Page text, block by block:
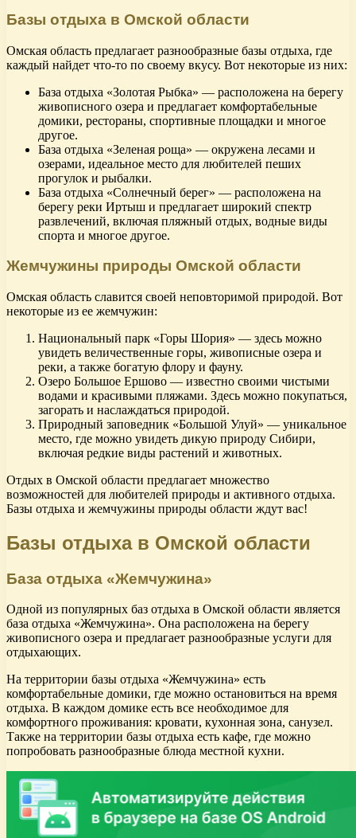
Базы отдыха в Омской области
Омская область предлагает разнообразные базы отдыха, где
каждый найдет что-то по своему вкусу. Вот некоторые из них:
База отдыха «Золотая Рыбка» — расположена на берегу
живописного озера и предлагает комфортабельные
домики, рестораны, спортивные площадки и многое
другое.
База отдыха «Зеленая роща» — окружена лесами и
озерами, идеальное место для любителей пеших
прогулок и рыбалки.
База отдыха «Солнечный берег» — расположена на
берегу реки Иртыш и предлагает широкий спектр
развлечений, включая пляжный отдых, водные виды
спорта и многое другое.
Жемчужины природы Омской области
Омская область славится своей неповторимой природой. Вот
некоторые из ее жемчужин:
Национальный парк «Горы Шория» — здесь можно
увидеть величественные горы, живописные озера и
реки, а также богатую флору и фауну.
Озеро Большое Ершово — известно своими чистыми
водами и красивыми пляжами. Здесь можно покупаться,
загорать и наслаждаться природой.
Природный заповедник «Большой Улуй» — уникальное
место, где можно увидеть дикую природу Сибири,
включая редкие виды растений и животных.
Отдых в Омской области предлагает множество
возможностей для любителей природы и активного отдыха.
Базы отдыха и жемчужины природы области ждут вас!
Базы отдыха в Омской области
База отдыха «Жемчужина»
Одной из популярных баз отдыха в Омской области является
база отдыха «Жемчужина». Она расположена на берегу
живописного озера и предлагает разнообразные услуги для
отдыхающих.
На территории базы отдыха «Жемчужина» есть
комфортабельные домики, где можно остановиться на время
отдыха. В каждом домике есть все необходимое для
комфортного проживания: кровати, кухонная зона, санузел.
Также на территории базы отдыха есть кафе, где можно
попробовать разнообразные блюда местной кухни.